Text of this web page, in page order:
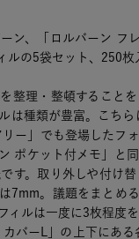
ン、「ロルバーン フ
ルの5袋セット、250枚
整理・整頓すること
は種類が豊富。こち
ー」でも登場したフ
ポケット付メモ」と
す。取り外しや付け
7mm。議題をまとめ
ィルは一度に3枚程度
バーL」の上下にある